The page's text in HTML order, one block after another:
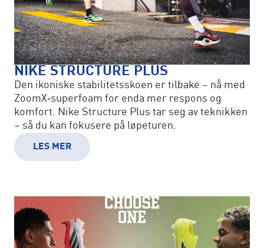
NIKE STRUCTURE PLUS
Den ikoniske stabilitetsskoen er tilbake – nå med
ZoomX‑superfoam for enda mer respons og
komfort. Nike Structure Plus tar seg av teknikken
– så du kan fokusere på løpeturen.
LES MER